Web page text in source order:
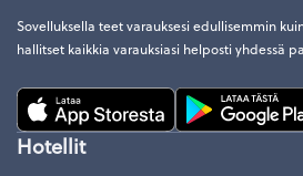
Sovelluksella teet varauksesi edullisemmin
hallitset kaikkia varauksiasi helposti yhdessä
Hotellit